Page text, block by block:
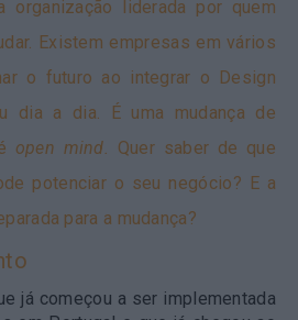
organização liderada por quem
Existem empresas em vários
o futuro ao integrar o Design
dia a dia.
É uma mudança de
open mind. Quer saber de que
potenciar o seu negócio? E a
para a mudança?
já começou a ser implementada